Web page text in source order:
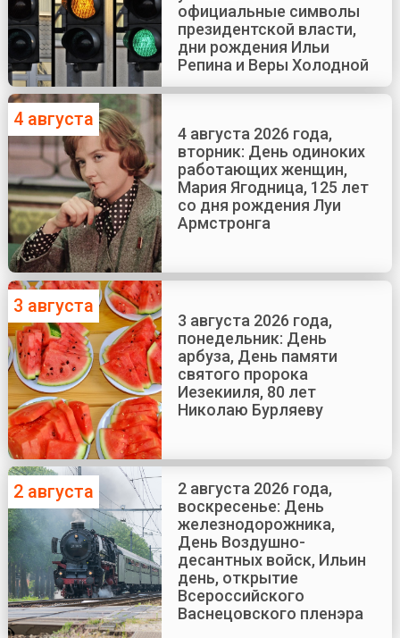
официальные символы
президентской власти,
дни рождения Ильи
Репина и Веры Холодной
4 августа
4 августа 2026 года,
вторник: День одиноких
работающих женщин,
Мария Ягодница, 125 лет
со дня рождения Луи
Армстронга
3 августа
3 августа 2026 года,
понедельник: День
арбуза, День памяти
святого пророка
Иезекииля, 80 лет
Николаю Бурляеву
2 августа
2 августа 2026 года,
воскресенье: День
железнодорожника,
День Воздушно-
десантных войск, Ильин
день, открытие
Всероссийского
Васнецовского пленэра